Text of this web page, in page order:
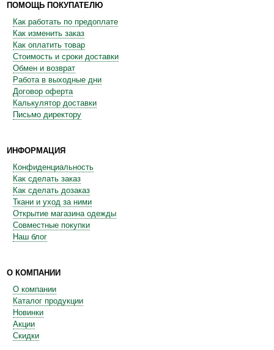
ПОМОЩЬ ПОКУПАТЕЛЮ
Как работать по предоплате
Как изменить заказ
Как оплатить товар
Стоимость и сроки доставки
Обмен и возврат
Работа в выходные дни
Договор оферта
Калькулятор доставки
Письмо директору
ИНФОРМАЦИЯ
Конфиденциальность
Как сделать заказ
Как сделать дозаказ
Ткани и уход за ними
Открытие магазина одежды
Совместные покупки
Наш блог
О КОМПАНИИ
О компании
Каталог продукции
Новинки
Акции
Скидки